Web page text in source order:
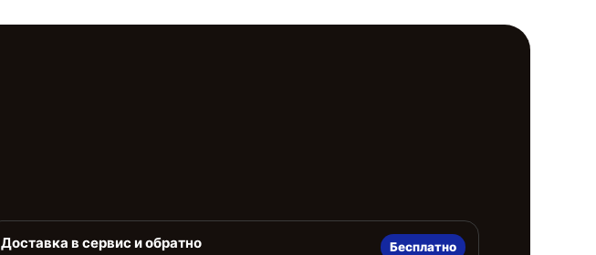
Доставка в сервис и обратно Бесплатно